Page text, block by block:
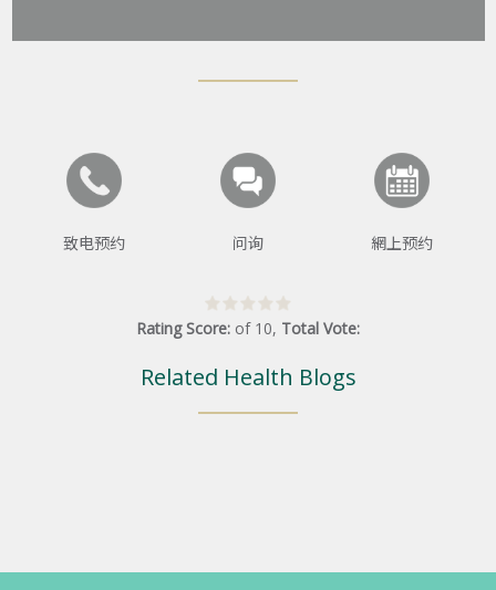
致电预约 问询 網上预约
Rating Score: of 10, Total Vote:
Related Health Blogs